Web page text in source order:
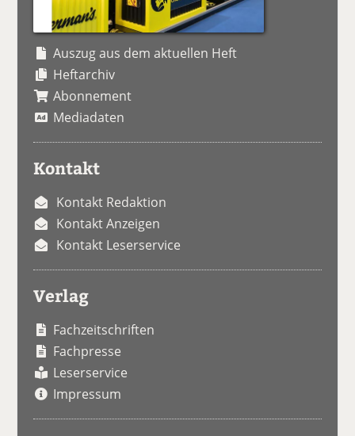
Auszug aus dem aktuellen Heft
Heftarchiv
Abonnement
Mediadaten
Kontakt
Kontakt Redaktion
Kontakt Anzeigen
Kontakt Leserservice
Verlag
Fachzeitschriften
Fachpresse
Leserservice
Impressum